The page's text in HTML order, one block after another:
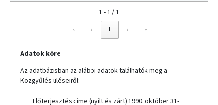
1 - 1 / 1
«
‹ 1 › »
Adatok köre
Az adatbázisban az alábbi adatok találhatók meg a
Közgyűlés üléseiről:
Előterjesztés címe (nyílt és zárt) 1990. október 31-